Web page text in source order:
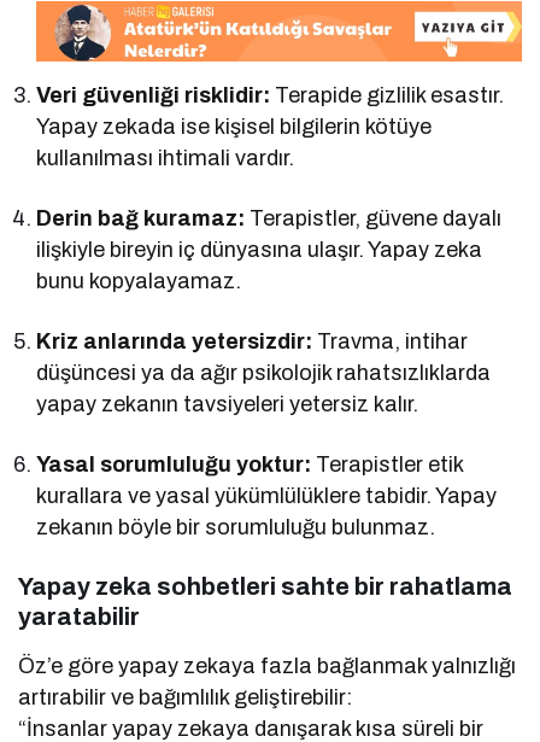
Veri güvenliği risklidir: Terapide gizlilik esastır.
Yapay zekada ise kişisel bilgilerin kötüye
kullanılması ihtimali vardır.
Derin bağ kuramaz: Terapistler, güvene dayalı
ilişkiyle bireyin iç dünyasına ulaşır. Yapay zeka
bunu kopyalayamaz.
Kriz anlarında yetersizdir: Travma, intihar
düşüncesi ya da ağır psikolojik rahatsızlıklarda
yapay zekanın tavsiyeleri yetersiz kalır.
Yasal sorumluluğu yoktur: Terapistler etik
kurallara ve yasal yükümlülüklere tabidir. Yapay
zekanın böyle bir sorumluluğu bulunmaz.
Yapay zeka sohbetleri sahte bir rahatlama
yaratabilir
Öz’e göre yapay zekaya fazla bağlanmak yalnızlığı
artırabilir ve bağımlılık geliştirebilir:
“İnsanlar yapay zekaya danışarak kısa süreli bir